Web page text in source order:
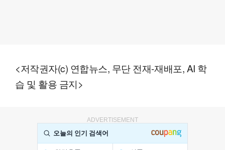
<저작권자(c) 연합뉴스, 무단 전재-재배포, AI 학
습 및 활용 금지>
ADVERTISEMENT